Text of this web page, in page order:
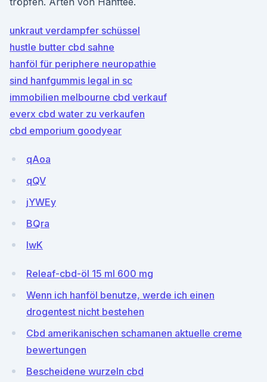
unkraut verdampfer schüssel
hustle butter cbd sahne
hanföl für periphere neuropathie
sind hanfgummis legal in sc
immobilien melbourne cbd verkauf
everx cbd water zu verkaufen
cbd emporium goodyear
qAoa
qQV
jYWEy
BQra
IwK
Releaf-cbd-öl 15 ml 600 mg
Wenn ich hanföl benutze, werde ich einen
drogentest nicht bestehen
Cbd amerikanischen schamanen aktuelle creme
bewertungen
Bescheidene wurzeln cbd